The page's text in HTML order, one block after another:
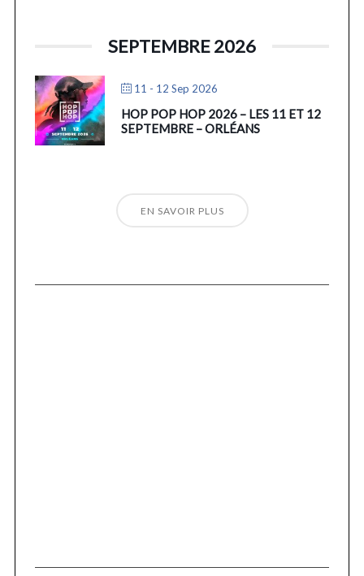
SEPTEMBRE 2026
11 - 12 Sep 2026
HOP POP HOP 2026 – LES 11 ET 12
SEPTEMBRE – ORLÉANS
EN SAVOIR PLUS